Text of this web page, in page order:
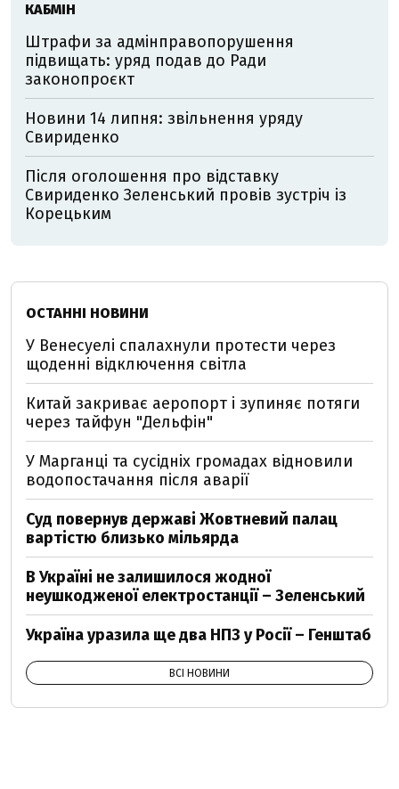
КАБМІН
Штрафи за адмінправопорушення
підвищать: уряд подав до Ради
законопроєкт
Новини 14 липня: звільнення уряду
Свириденко
Після оголошення про відставку
Свириденко Зеленський провів зустріч із
Корецьким
ОСТАННІ НОВИНИ
У Венесуелі спалахнули протести через
щоденні відключення світла
Китай закриває аеропорт і зупиняє потяги
через тайфун "Дельфін"
У Марганці та сусідніх громадах відновили
водопостачання після аварії
Суд повернув державі Жовтневий палац
вартістю близько мільярда
В Україні не залишилося жодної
неушкодженої електростанції – Зеленський
Україна уразила ще два НПЗ у Росії – Генштаб
ВСІ НОВИНИ